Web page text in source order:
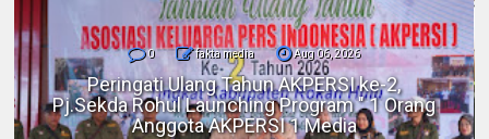
0 fakta media Aug 06, 2026
Polres Inhil bersama Pemkab Inhil dan
BKSDA Riau Perkuat Sinergi Tangani
Gangguan Kera Liar di Tembilahan